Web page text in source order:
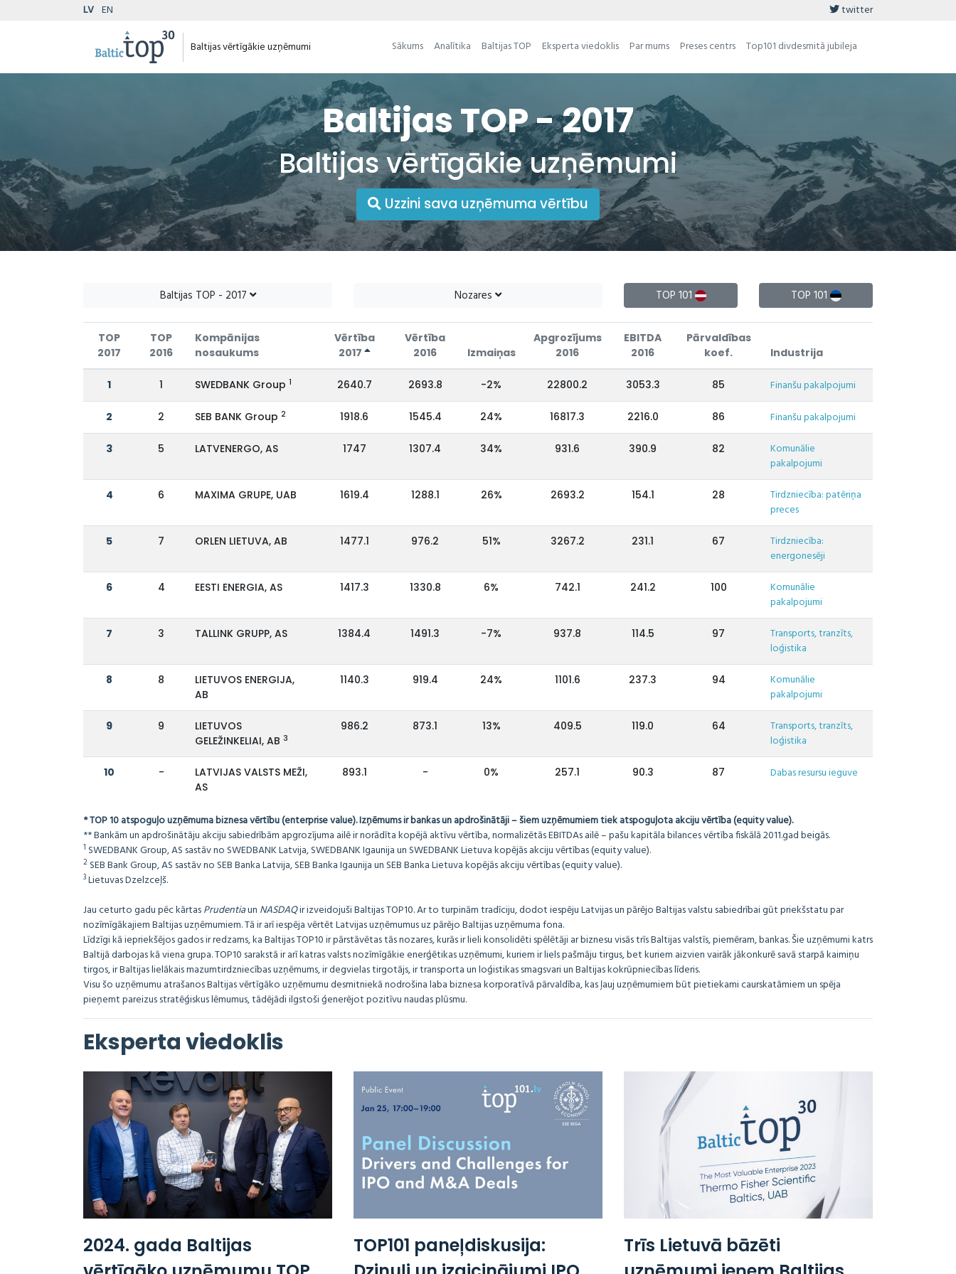
LV EN twitter
Baltijas vērtīgākie uzņēmumi Sākums Analītika Baltijas TOP Eksperta viedoklis Par mums Preses centrs Top101 divdesmitā jubileja
Baltijas TOP - 2017
Baltijas vērtīgākie uzņēmumi
Uzzini sava uzņēmuma vērtību
Baltijas TOP - 2017 Nozares TOP 101 TOP 101
TOP
2017
TOP
2016
Kompānijas
nosaukums
Vērtība
2017
Vērtība
2016
Izmaiņas
Apgrozījums
2016
EBITDA
2016
Pārvaldības
koef.
Industrija
1 1 SWEDBANK Group 1 2640.7 2693.8 -2% 22800.2 3053.3 85 Finanšu pakalpojumi
2 2 SEB BANK Group2 1918.6 1545.4 24% 16817.3 2216.0 86 Finanšu pakalpojumi
3 5 LATVENERGO, AS 1747 1307.4 34% 931.6 390.9 82
Komunālie
pakalpojumi
4 6 MAXIMA GRUPE, UAB 1619.4 1288.1 26% 2693.2 154.1 28
Tirdzniecība: patēriņa
preces
5 7 ORLEN LIETUVA, AB 1477.1 976.2 51% 3267.2 231.1 67
Tirdzniecība:
energonesēji
6 4 EESTI ENERGIA, AS 1417.3 1330.8 6% 742.1 241.2 100
Komunālie
pakalpojumi
7 3 TALLINK GRUPP, AS 1384.4 1491.3 -7% 937.8 114.5 97
Transports, tranzīts,
loģistika
8 8
LIETUVOS ENERGIJA,
AB
1140.3 919.4 24% 1101.6 237.3 94
Komunālie
pakalpojumi
9 9
LIETUVOS
GELEŽINKELIAI, AB 3
986.2 873.1 13% 409.5 119.0 64
Transports, tranzīts,
loģistika
10 -
LATVIJAS VALSTS MEŽI,
AS
893.1 - 0% 257.1 90.3 87 Dabas resursu ieguve
* TOP 10 atspoguļo uzņēmuma biznesa vērtību (enterprise value). Izņēmums ir bankas un apdrošinātāji – šiem uzņēmumiem tiek atspoguļota akciju vērtība (equity value).
** Bankām un apdrošinātāju akciju sabiedrībām apgrozījuma ailē ir norādīta kopējā aktīvu vērtība, normalizētās EBITDAs ailē – pašu kapitāla bilances vērtība fiskālā 2011.gad beigās.
1 SWEDBANK Group, AS sastāv no SWEDBANK Latvija, SWEDBANK Igaunija un SWEDBANK Lietuva kopējās akciju vērtības (equity value).
2 SEB Bank Group, AS sastāv no SEB Banka Latvija, SEB Banka Igaunija un SEB Banka Lietuva kopējās akciju vērtības (equity value).
3Lietuvas Dzelzceļš.
Jau ceturto gadu pēc kārtasPrudentiaun NASDAQir izveidojuši Baltijas TOP10. Ar to turpinām tradīciju, dodot iespēju Latvijas un pārējo Baltijas valstu sabiedrībai gūt priekšstatu par
nozīmīgākajiem Baltijas uzņēmumiem. Tā ir arī iespēja vērtēt Latvijas uzņēmumus uz pārējo Baltijas uzņēmuma fona.
Līdzīgi kā iepriekšējos gados ir redzams, ka Baltijas TOP10 ir pārstāvētas tās nozares, kurās ir lieli konsolidēti spēlētāji ar biznesu visās trīs Baltijas valstīs, piemēram, bankas. Šie uzņēmumi katrs
Baltijā darbojas kā viena grupa. TOP10 sarakstā ir arī katras valsts nozīmīgākie enerģētikas uzņēmumi, kuriem ir liels pašmāju tirgus, bet kuriem aizvien vairāk jākonkurē savā starpā kaimiņu
tirgos, ir Baltijas lielākais mazumtirdzniecības uzņēmums, ir degvielas tirgotājs, ir transporta un loģistikas smagsvari un Baltijas kokrūpniecības līderis.
Visu šo uzņēmumu atrašanos Baltijas vērtīgāko uzņēmumu desmitniekā nodrošina laba biznesa korporatīvā pārvaldība, kas ļauj uzņēmumiem būt pietiekami caurskatāmiem un spēja
pieņemt pareizus stratēģiskus lēmumus, tādējādi ilgstoši ģenerējot pozitīvu naudas plūsmu.
Eksperta viedoklis
2024. gada Baltijas
TOP101 paneļdiskusija:
Trīs Lietuvā bāzēti